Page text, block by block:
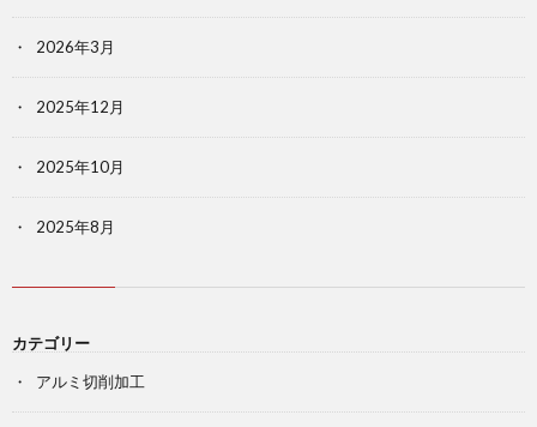
2026年3月
2025年12月
2025年10月
2025年8月
カテゴリー
アルミ切削加工